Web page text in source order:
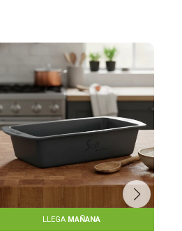
LLEGA MAÑANA